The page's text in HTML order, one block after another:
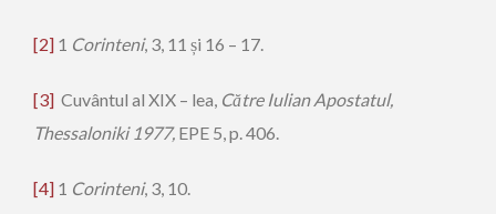
[2] 1 Corinteni, 3, 11 și 16 – 17.
[3] Cuvântul al XIX – lea, Către Iulian Apostatul,
Thessaloniki 1977, EPE 5, p. 406.
[4] 1 Corinteni, 3, 10.